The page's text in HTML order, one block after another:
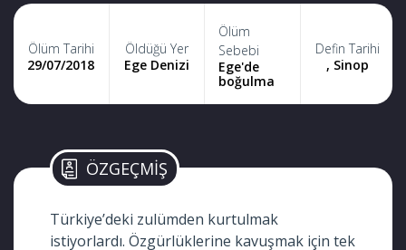
Ölüm Tarihi
29/07/2018
Öldüğü Yer
Ege Denizi
Ölüm
Sebebi
Ege'de
boğulma
Defin Tarihi
, Sinop
ÖZGEÇMİŞ
Türkiye’deki zulümden kurtulmak
istiyorlardı. Özgürlüklerine kavuşmak için tek